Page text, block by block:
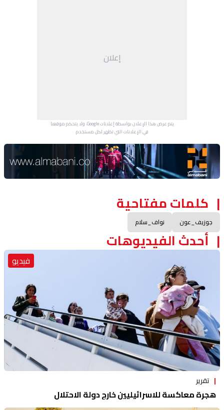
إعلان
يتم عرض هذا الإعلان بواسطة إعلانات Google، ولا يتحكم موقعنا
في الإعلانات التي تظهر لكل مستخدم.
Advertisement Section
كلمات مفتاحية
جوزيف_عون نواف_سلام
أحدث الفيديوهات
فيديو
تقرير
هجرة معاكسة للاسرائيليين خارج دولة الاحتلال